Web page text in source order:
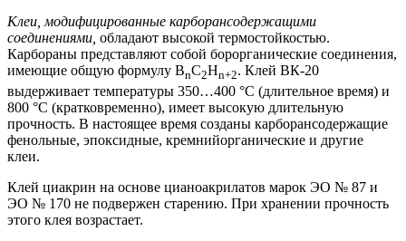
Клеи, модифицированные карборансодержащими
соединениями, обладают высокой термостойкостью.
Карбораны представляют собой борорганические соединения,
имеющие общую формулу BnC2Hn+2. Клей ВК-20
выдерживает температуры 350…400 °С (длительное время) и
800 °С (кратковременно), имеет высокую длительную
прочность. В настоящее время созданы карборансодержащие
фенольные, эпоксидные, кремнийорганические и другие
клеи.
Клей циакрин на основе цианоакрилатов марок ЭО № 87 и
ЭО № 170 не подвержен старению. При хранении прочность
этого клея возрастает.